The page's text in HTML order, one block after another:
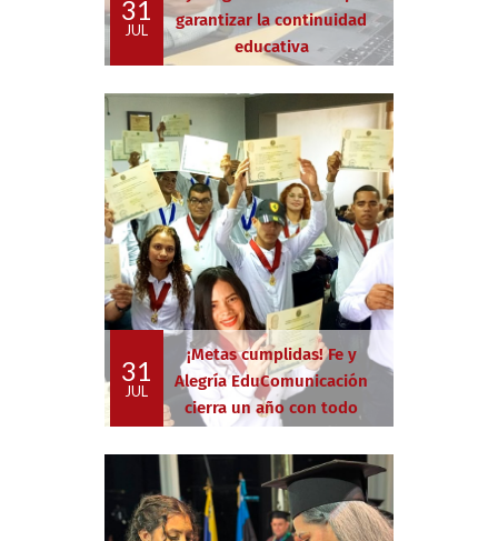
31
JUL
garantizar la continuidad
educativa
31
JUL
¡Metas cumplidas! Fe y
Alegría EduComunicación
cierra un año con todo